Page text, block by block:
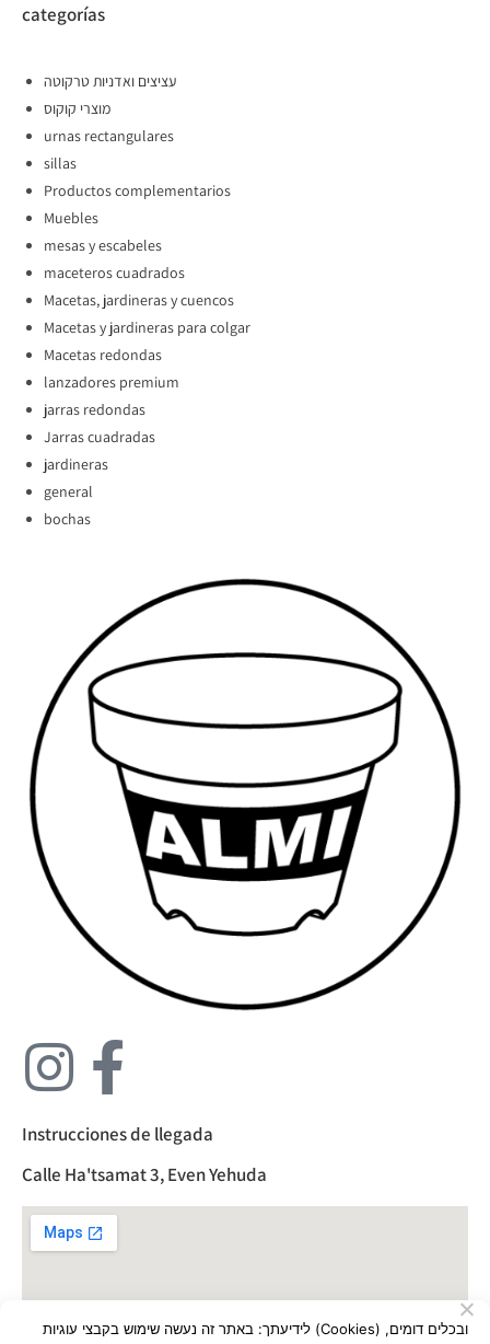
Instrucciones de llegada
Calle Ha'tsamat 3, Even Yehuda
categorías
עציצים ואדניות טרקוטה
מוצרי קוקוס
urnas rectangulares
sillas
Productos complementarios
Muebles
mesas y escabeles
maceteros cuadrados
Macetas, jardineras y cuencos
Macetas y jardineras para colgar
Macetas redondas
lanzadores premium
jarras redondas
Jarras cuadradas
jardineras
general
bochas
לידיעתך: באתר זה נעשה שימוש בקבצי עוגיות (Cookies) ובכלים דומים,